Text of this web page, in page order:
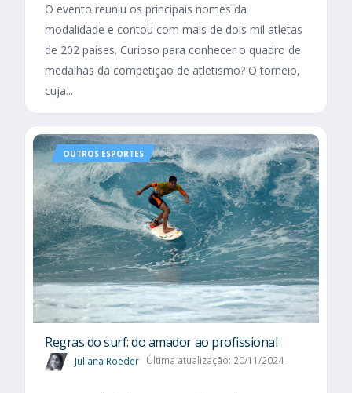
O evento reuniu os principais nomes da
modalidade e contou com mais de dois mil atletas
de 202 países. Curioso para conhecer o quadro de
medalhas da competição de atletismo? O torneio,
cuja...
OUTROS ESPORTES
Regras do surf: do amador ao profissional
Juliana Roeder Última atualização: 20/11/2024